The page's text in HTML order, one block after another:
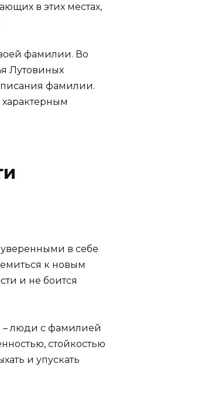
в этих местах,
фамилии. Во
Лутовиных
фамилии.
в себе
к новым
и не боится
– люди с фамилией
стойкостью
и упускать